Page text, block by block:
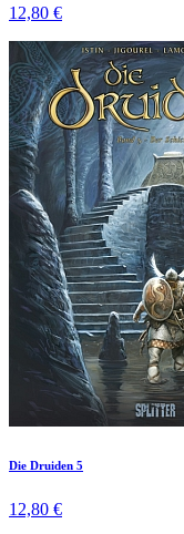
12,80 €
Die Druiden 5
12,80 €